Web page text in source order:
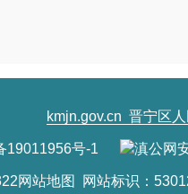
kmjn.gov.cn 晋宁区
19011956号-1 滇公网
网站地图 网站标识：